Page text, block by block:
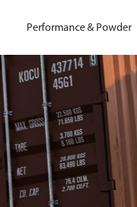
Performance & Powder